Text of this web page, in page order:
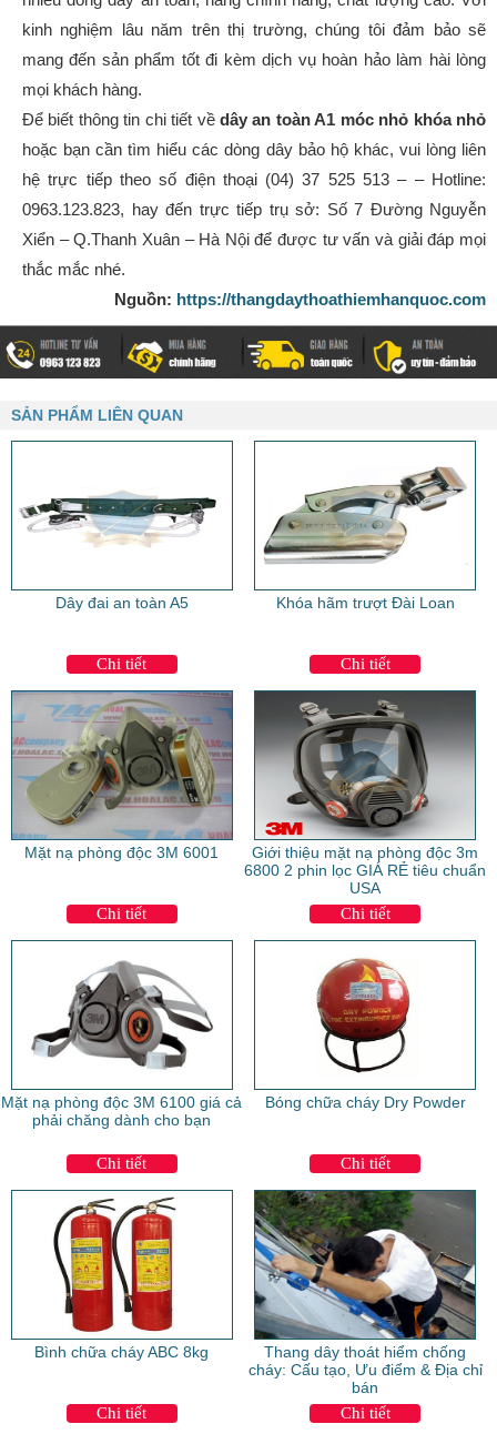
kinh nghiệm lâu năm trên thị trường, chúng tôi đảm bảo sẽ
mang đến sản phẩm tốt đi kèm dịch vụ hoàn hảo làm hài lòng
mọi khách hàng.
Để biết thông tin chi tiết về dây an toàn A1 móc nhỏ khóa nhỏ
hoặc bạn cần tìm hiểu các dòng dây bảo hộ khác, vui lòng liên
hệ trực tiếp theo số điện thoại (04) 37 525 513 – – Hotline:
0963.123.823, hay đến trực tiếp trụ sở: Số 7 Đường Nguyễn
Xiển – Q.Thanh Xuân – Hà Nội để được tư vấn và giải đáp mọi
thắc mắc nhé.
Nguồn: https://thangdaythoathiemhanquoc.com
SẢN PHẨM LIÊN QUAN
Dây đai an toàn A5
Chi tiết
Khóa hãm trượt Đài Loan
Chi tiết
Mặt nạ phòng độc 3M 6001
Chi tiết
Giới thiệu mặt nạ phòng độc 3m
6800 2 phin lọc GIÁ RẺ tiêu chuẩn
USA
Chi tiết
Mặt nạ phòng độc 3M 6100 giá cả
phải chăng dành cho bạn
Chi tiết
Bóng chữa cháy Dry Powder
Chi tiết
Bình chữa cháy ABC 8kg
Chi tiết
Thang dây thoát hiểm chống
cháy: Cấu tạo, Ưu điểm & Địa chỉ
bán
Chi tiết